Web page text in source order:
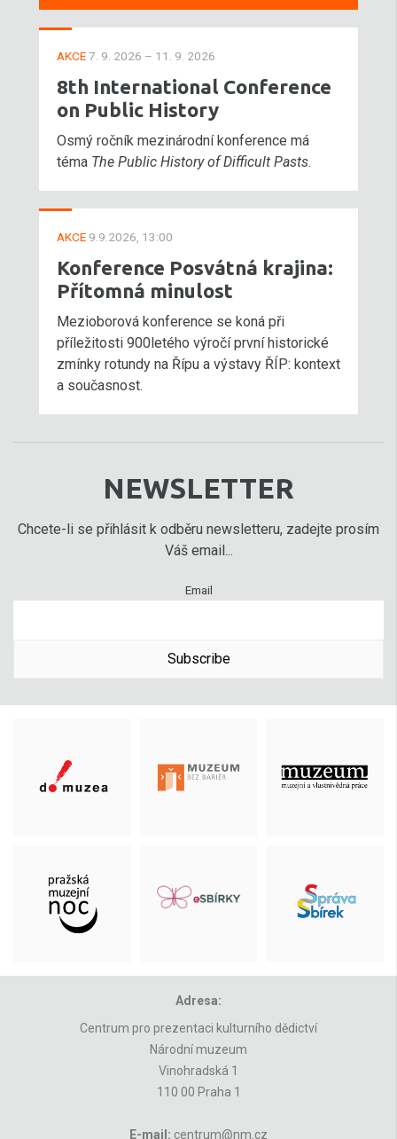
AKCE7. 9. 2026 – 11. 9. 2026
8th International Conference
on Public History
Osmý ročník mezinárodní konference má
téma The Public History of Difficult Pasts.
AKCE 9.9.2026, 13:00
Konference Posvátná krajina:
Přítomná minulost
Mezioborová konference se koná při
příležitosti 900letého výročí první historické
zmínky rotundy na Řípu a výstavy ŘÍP: kontext
a současnost.
NEWSLETTER
Chcete-li se přihlásit k odběru newsletteru, zadejte prosím
Váš email...
Email
Subscribe
Adresa:
Centrum pro prezentaci kulturního dědictví
Národní muzeum
Vinohradská 1
110 00 Praha 1
E-mail: centrum@nm.cz